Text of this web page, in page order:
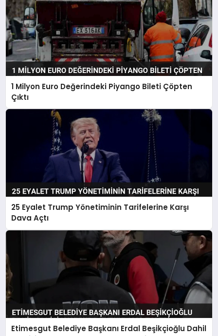
1 Milyon Euro Değerindeki Piyango Bileti Çöpten
Çıktı
25 Eyalet Trump Yönetiminin Tarifelerine Karşı
Dava Açtı
Etimesgut Belediye Başkanı Erdal Beşikçioğlu Dahil